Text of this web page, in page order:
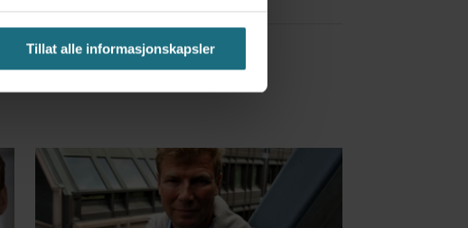
Tillat alle informasjonskapsler